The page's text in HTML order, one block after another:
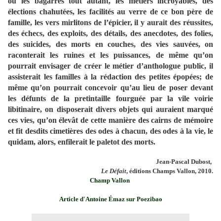
élections chahutées, les facilités au verre de ce bon père de
famille, les vers mirlitons de l’épicier, il y aurait des réussites,
des échecs, des exploits, des détails, des anecdotes, des folies,
des suicides, des morts en couches, des vies sauvées, on
raconterait les ruines et les puissances, de même qu’on
pourrait envisager de créer le métier d’anthologue public, il
assisterait les familles à la rédaction des petites épopées; de
même qu’on pourrait concevoir qu’au lieu de poser devant
les défunts de la pretintaille fourguée par la vile voirie
libitinaire, on disposerait divers objets qui auraient marqué
ces vies, qu’on élevât de cette manière des cairns de mémoire
et fit desdits cimetières des odes à chacun, des odes à la vie, le
quidam, alors, enfilerait le paletot des morts.
Jean-Pascal Dubost,
Le Défait, éditions Champs Vallon, 2010.
Champ Vallon
Article d'Antoine Émaz sur Poezibao